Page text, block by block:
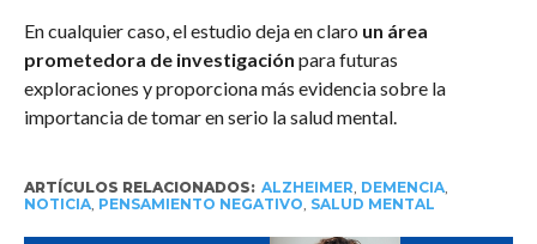
En cualquier caso, el estudio deja en claro un área
prometedora de investigación para futuras
exploraciones y proporciona más evidencia sobre la
importancia de tomar en serio la salud mental.
ARTÍCULOS RELACIONADOS: ALZHEIMER DEMENCIA,
NOTICIA, PENSAMIENTO NEGATIVO SALUD MENTAL